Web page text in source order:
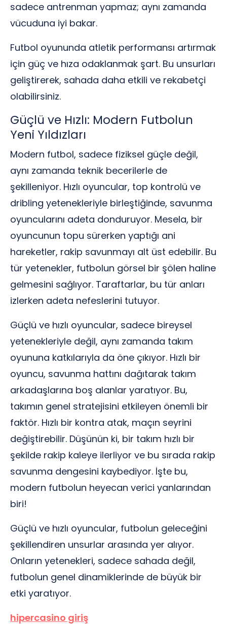
sadece antrenman yapmaz; aynı zamanda
vücuduna iyi bakar.
Futbol oyununda atletik performansı artırmak
için güç ve hıza odaklanmak şart. Bu unsurları
geliştirerek, sahada daha etkili ve rekabetçi
olabilirsiniz.
Güçlü ve Hızlı: Modern Futbolun
Yeni Yıldızları
Modern futbol, sadece fiziksel güçle değil,
aynı zamanda teknik becerilerle de
şekilleniyor. Hızlı oyuncular, top kontrolü ve
dribling yetenekleriyle birleştiğinde, savunma
oyuncularını adeta donduruyor. Mesela, bir
oyuncunun topu sürerken yaptığı ani
hareketler, rakip savunmayı alt üst edebilir. Bu
tür yetenekler, futbolun görsel bir şölen haline
gelmesini sağlıyor. Taraftarlar, bu tür anları
izlerken adeta nefeslerini tutuyor.
Güçlü ve hızlı oyuncular, sadece bireysel
yetenekleriyle değil, aynı zamanda takım
oyununa katkılarıyla da öne çıkıyor. Hızlı bir
oyuncu, savunma hattını dağıtarak takım
arkadaşlarına boş alanlar yaratıyor. Bu,
takımın genel stratejisini etkileyen önemli bir
faktör. Hızlı bir kontra atak, maçın seyrini
değiştirebilir. Düşünün ki, bir takım hızlı bir
şekilde rakip kaleye ilerliyor ve bu sırada rakip
savunma dengesini kaybediyor. İşte bu,
modern futbolun heyecan verici yanlarından
biri!
Güçlü ve hızlı oyuncular, futbolun geleceğini
şekillendiren unsurlar arasında yer alıyor.
Onların yetenekleri, sadece sahada değil,
futbolun genel dinamiklerinde de büyük bir
etki yaratıyor.
hipercasino giriş